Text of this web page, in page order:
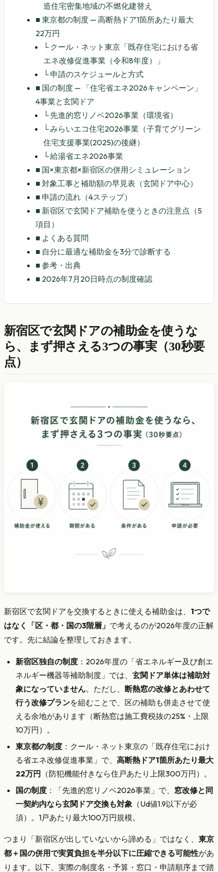
造住宅密集地域の不燃化建替え
■ 東京都の制度 — 高断熱ドア1箇所あたり最大
22万円
└ クール・ネット東京「既存住宅における省
エネ改修促進事業（令和8年度）」
└申請のスケジュールと方式
■ 国の制度 — 「住宅省エネ2026キャンペーン」
4事業と玄関ドア
└先進的窓リノベ2026事業（環境省）
└みらいエコ住宅2026事業（子育てグリーン
住宅支援事業(2025)の後継）
└給湯省エネ2026事業
■ 国×東京都×新宿区の併用シミュレーション
■ 対象工事と補助額の早見表（玄関ドア中心）
■ 申請の流れ（4ステップ）
■ 新宿区で玄関ドア補助を使うときの注意点（5
項目）
■ よくある質問
■ 自分に最適な補助金を3分で診断する
■ 参考・出典
■ 2026年7月20日時点の制度確認
新宿区で玄関ドアの補助金を使うな
ら、まず押さえる3つの事実（30秒要
点）
新宿区で玄関ドアを交換するときに使える補助金は、 1つで
はなく「区・都・国の3階層」 で考えるのが2026年度の正解
です。先に結論を整理しておきます。
新宿区独自の制度 ：2026年度の「省エネルギー及び創エ
ネルギー機器等補助制度」では、 玄関ドア単体は補助対
象になっていません。ただし、 断熱窓の改修とあわせて
行う改修プランを組むことで、区の補助も併走させて使
える余地があります（断熱窓は施工費税抜の25%・上限
10万円）。
東京都の制度 ：クール・ネット東京の「既存住宅におけ
る省エネ改修促進事業」で、 高断熱ドア1箇所あたり最大
22万円 （防犯機能付きなら住戸あたり上限300万円）。
国の制度 ：「先進的窓リノベ2026事業」で、 窓改修と同
一契約内なら玄関ドア交換も対象 （Ud値1.9以下が必
須）。1戸あたり最大100万円規模。
つまり「新宿区が出していないから諦める」ではなく、 東京
都＋国の併用で実質負担を半分以下に圧縮できる可能性があ
ります。以下、実際の制度名・予算・窓口・申請順序まで踏